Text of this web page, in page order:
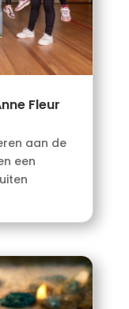
Fleur
aan de
een